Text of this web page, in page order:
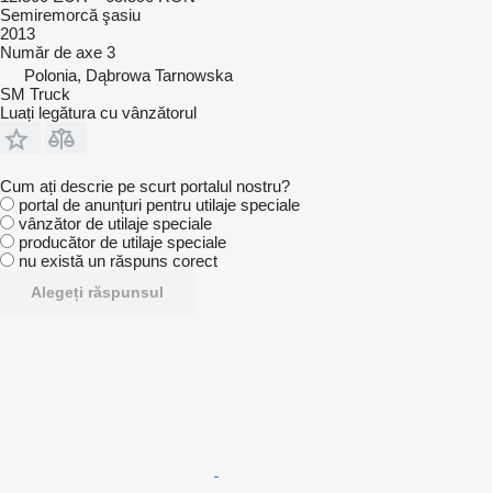
Semiremorcă şasiu
2013
Număr de axe 3
Polonia, Dąbrowa Tarnowska
SM Truck
Luați legătura cu vânzătorul
Cum ați descrie pe scurt portalul nostru?
portal de anunțuri pentru utilaje speciale
vânzător de utilaje speciale
producător de utilaje speciale
nu există un răspuns corect
Alegeți răspunsul